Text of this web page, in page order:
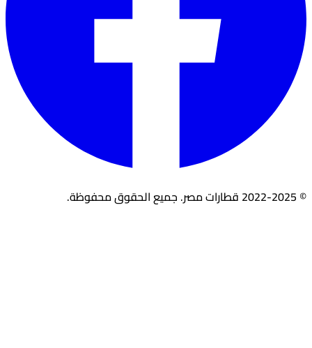
© 2022-2025 قطارات مصر. جميع الحقوق محفوظة.